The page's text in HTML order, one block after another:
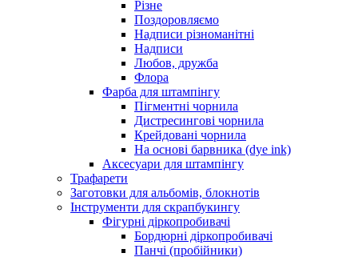
Різне
Поздоровляємо
Надписи різноманітні
Надписи
Любов, дружба
Флора
Фарба для штампінгу
Пігментні чорнила
Дистресингові чорнила
Крейдовані чорнила
На основі барвника (dye ink)
Аксесуари для штампінгу
Трафарети
Заготовки для альбомів, блокнотів
Інструменти для скрапбукингу
Фігурні діркопробивачі
Бордюрні діркопробивачі
Панчі (пробійники)